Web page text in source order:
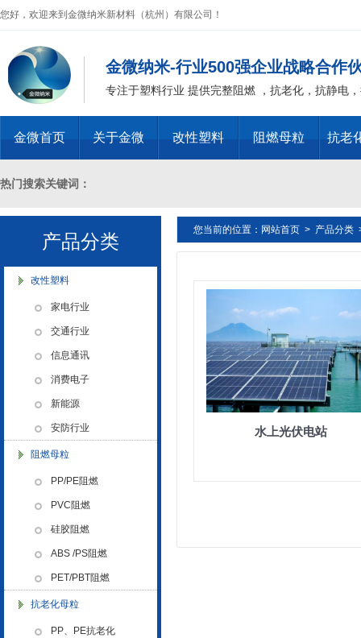
您好，欢迎来到金微纳米新材料（杭州）有限公司！
金微纳米-行业500强企业战略合作
专注于塑料行业 提供完整阻燃 ，抗老化，抗静电
金微首页 关于金微 改性塑料 阻燃母粒 抗老
热门搜索关键词：
十溴二苯乙烷母粒，三氧化二锑母粒，三氧化二锑替代物 PVC 无卤
燃 ABS阻燃 ，PA 阻燃，PET阻燃 ，PBT阻燃 ，环氧树脂阻燃，玻璃
化，抗静电母粒，阻燃料，抗老化料，环氧树脂抗老化，油漆涂料抗菌
色母粒 氧化诱导剂，
产品分类
改性塑料
家电行业
交通行业
信息通讯
消费电子
新能源
安防行业
阻燃母粒
PP/PE阻燃
PVC阻燃
硅胶阻燃
ABS /PS阻燃
PET/PBT阻燃
抗老化母粒
PP、PE抗老化
金微纳米荣获“国家高新技术企
浙江省创新型企业稳定
您当前的位置： 网站首页 > 产品分类
水上光伏电站